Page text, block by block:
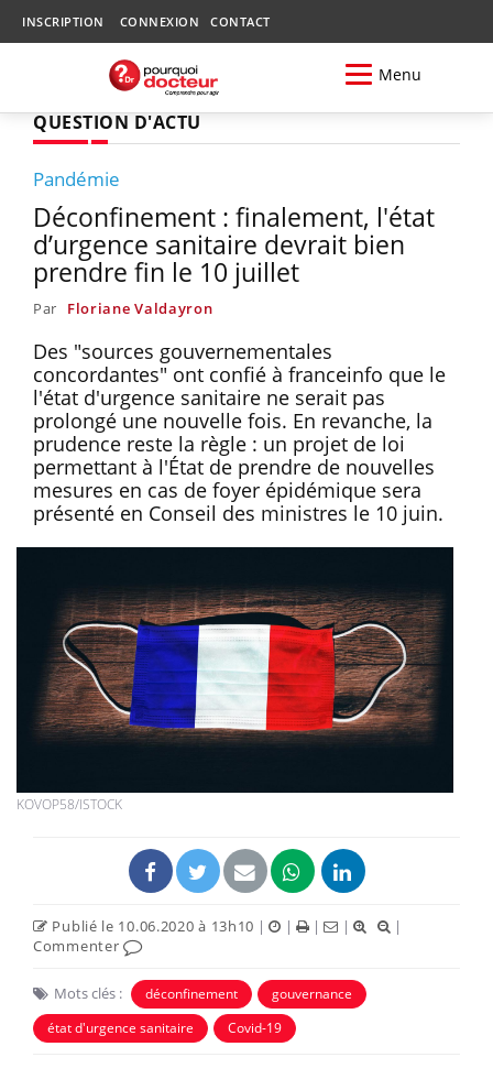
INSCRIPTION CONNEXION CONTACT
Menu
QUESTION D'ACTU
Pandémie
Déconfinement : finalement, l'état
d’urgence sanitaire devrait bien
prendre fin le 10 juillet
Par Floriane Valdayron
Des "sources gouvernementales
concordantes" ont confié à franceinfo que le
l'état d'urgence sanitaire ne serait pas
prolongé une nouvelle fois. En revanche, la
prudence reste la règle : un projet de loi
permettant à l'État de prendre de nouvelles
mesures en cas de foyer épidémique sera
présenté en Conseil des ministres le 10 juin.
KOVOP58/ISTOCK
Publié le 10.06.2020 à 13h10 | | | |
|
Commenter
Mots clés : déconfinement
gouvernance
état d'urgence sanitaire
Covid-19